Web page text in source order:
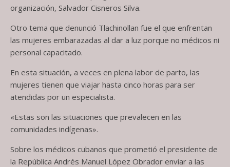
organización, Salvador Cisneros Silva.
Otro tema que denunció Tlachinollan fue el que enfrentan
las mujeres embarazadas al dar a luz porque no médicos ni
personal capacitado.
En esta situación, a veces en plena labor de parto, las
mujeres tienen que viajar hasta cinco horas para ser
atendidas por un especialista.
«Estas son las situaciones que prevalecen en las
comunidades indígenas».
Sobre los médicos cubanos que prometió el presidente de
la República Andrés Manuel López Obrador enviar a las